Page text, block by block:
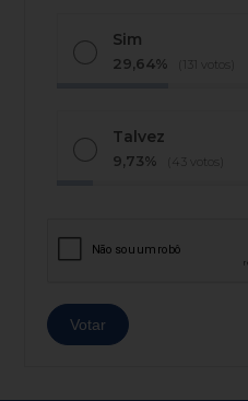
Sim
29,64% (131 votos)
Talvez
9,73% (43 votos)